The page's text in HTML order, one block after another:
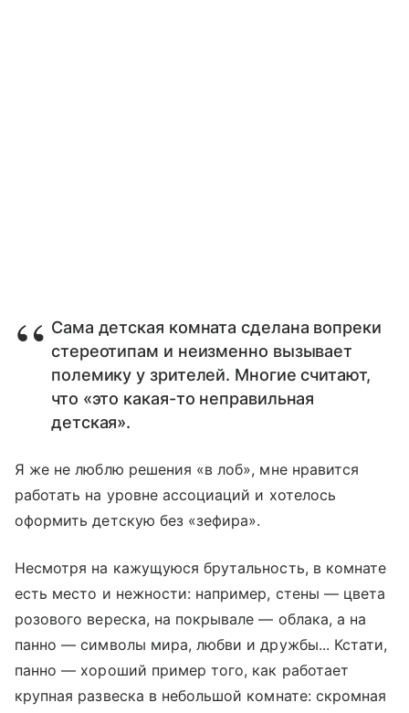
Сама детская комната сделана вопреки
стереотипам и неизменно вызывает
полемику у зрителей. Многие считают,
что «это какая-то неправильная
детская».
Я же не люблю решения «в лоб», мне нравится
работать на уровне ассоциаций и хотелось
оформить детскую без «зефира».
Несмотря на кажущуюся брутальность, в комнате
есть место и нежности: например, стены — цвета
розового вереска, на покрывале — облака, а на
панно — символы мира, любви и дружбы... Кстати,
панно — хороший пример того, как работает
крупная развеска в небольшой комнате: скромная